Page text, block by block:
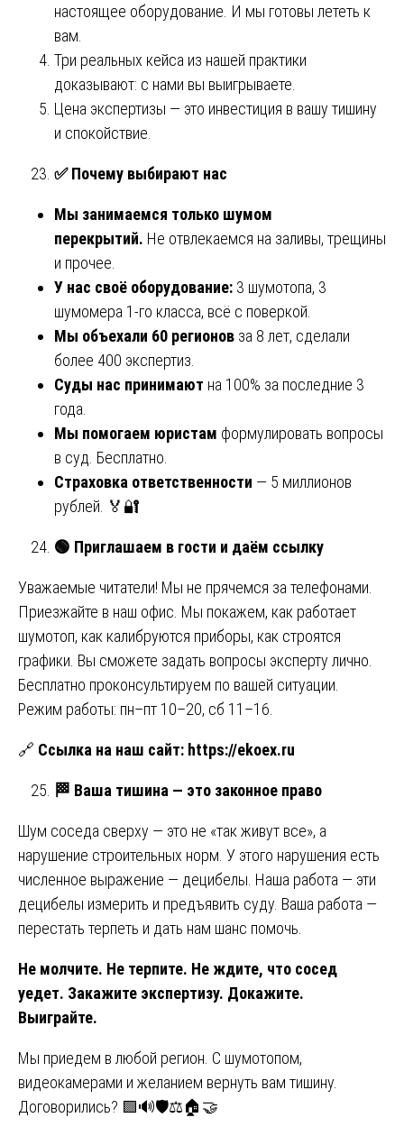
настоящее оборудование. И мы готовы лететь к
вам.
Три реальных кейса из нашей практики
доказывают: с нами вы выигрываете.
Цена экспертизы — это инвестиция в вашу тишину
и спокойствие.
✅Почему выбирают нас
Мы занимаемся только шумом
перекрытий. Не отвлекаемся на заливы, трещины
и прочее.
У нас своё оборудование: 3 шумотопа, 3
шумомера 1-го класса, всё с поверкой.
Мы объехали 60 регионов за 8 лет, сделали
более 400 экспертиз.
Суды нас принимают на 100% за последние 3
года.
Мы помогаем юристам формулировать вопросы
в суд. Бесплатно.
Страховка ответственности — 5 миллионов
рублей. 🏅🔐
🟢 Приглашаем в гости и даём ссылку
Уважаемые читатели! Мы не прячемся за телефонами.
Приезжайте в наш офис. Мы покажем, как работает
шумотоп, как калибруются приборы, как строятся
графики. Вы сможете задать вопросы эксперту лично.
Бесплатно проконсультируем по вашей ситуации.
Режим работы: пн–пт 10–20, сб 11–16.
🔗 Ссылка на наш сайт: https://ekoex.ru
🏁 Ваша тишина — это законное право
Шум соседа сверху — это не «так живут все», а
нарушение строительных норм. У этого нарушения есть
численное выражение — децибелы. Наша работа — эти
децибелы измерить и предъявить суду. Ваша работа —
перестать терпеть и дать нам шанс помочь.
Не молчите. Не терпите. Не ждите, что сосед
уедет. Закажите экспертизу. Докажите.
Выиграйте.
Мы приедем в любой регион. С шумотопом,
видеокамерами и желанием вернуть вам тишину.
Договорились? 🟩🔊🛡️⚖️🏠🤝